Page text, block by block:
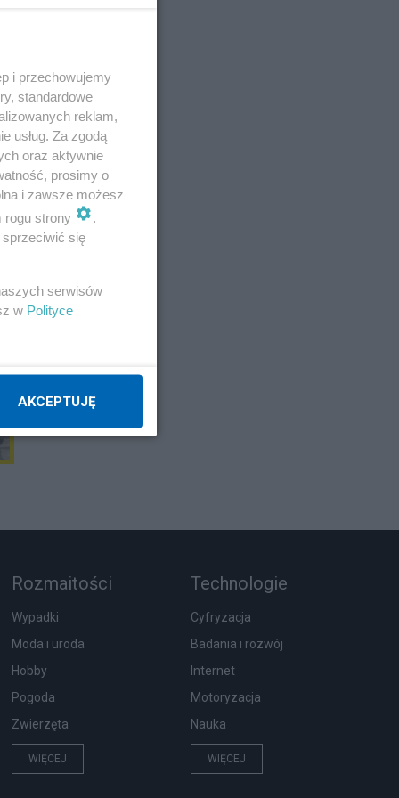
Rozmaitości
Wypadki
Moda i uroda
Hobby
Pogoda
Zwierzęta
WIĘCEJ
Technologie
Cyfryzacja
Badania i rozwój
Internet
Motoryzacja
Nauka
WIĘCEJ
i przechowujemy
standardowe
reklam,
usług. Za zgodą
oraz aktywnie
prosimy o
i zawsze możesz
rogu strony
.
się
serwisów
w Polityce
AKCEPTUJĘ